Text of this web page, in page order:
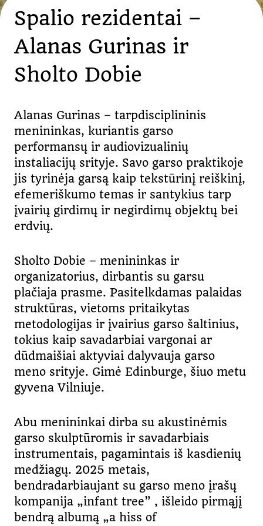
Spalio rezidentai –
Alanas Gurinas ir
Sholto Dobie
Alanas Gurinas – tarpdisciplininis
menininkas, kuriantis garso
performansų ir audiovizualinių
instaliacijų srityje. Savo garso praktikoje
jis tyrinėja garsą kaip tekstūrinį reiškinį,
efemeriškumo temas ir santykius tarp
įvairių girdimų ir negirdimų objektų bei
erdvių.
Sholto Dobie – menininkas ir
organizatorius, dirbantis su garsu
plačiaja prasme. Pasitelkdamas palaidas
struktūras, vietoms pritaikytas
metodologijas ir įvairius garso šaltinius,
tokius kaip savadarbiai vargonai ar
dūdmaišiai aktyviai dalyvauja garso
meno srityje. Gimė Edinburge, šiuo metu
gyvena Vilniuje.
Abu menininkai dirba su akustinėmis
garso skulptūromis ir savadarbiais
instrumentais, pagamintais iš kasdienių
medžiagų. 2025 metais,
bendradarbiaujant su garso meno įrašų
kompanija „infant tree” , išleido pirmąjį
bendrą albumą „a hiss of